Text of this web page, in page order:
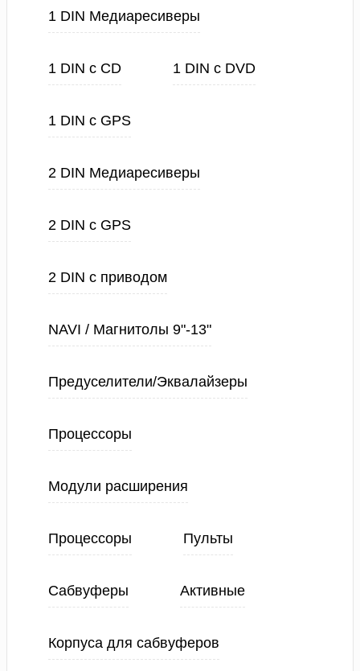
1 DIN Медиаресиверы
1 DIN с CD 1 DIN с DVD
1 DIN с GPS
2 DIN Медиаресиверы
2 DIN с GPS
2 DIN с приводом
NAVI / Магнитолы 9"-13"
Предуселители/Эквалайзеры
Процессоры
Модули расширения
Процессоры Пульты
Сабвуферы Активные
Корпуса для сабвуферов